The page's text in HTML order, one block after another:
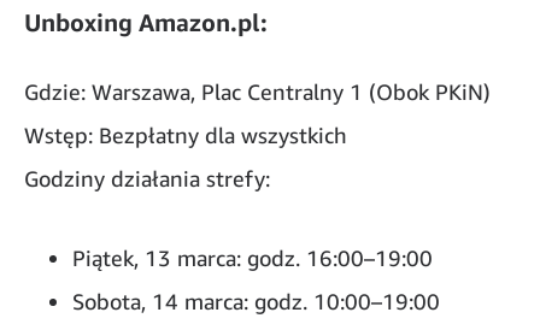
Unboxing Amazon.pl:
Gdzie: Warszawa, Plac Centralny 1 (Obok PKiN)
Wstęp: Bezpłatny dla wszystkich
Godziny działania strefy:
Piątek, 13 marca: godz. 16:00–19:00
Sobota, 14 marca: godz. 10:00–19:00